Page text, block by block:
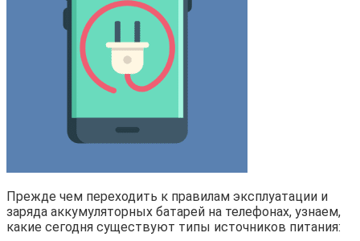
Прежде чем переходить к правилам эксплуатации и
заряда аккумуляторных батарей на телефонах, узнаем,
какие сегодня существуют типы источников питания: